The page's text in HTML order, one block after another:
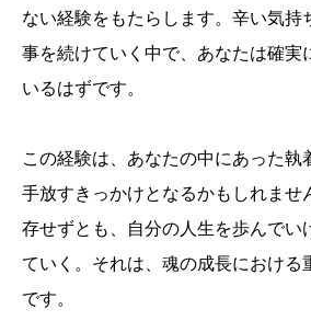
ない経験をもたらします。辛い気持
事を続けていく中で、あなたは確実
いるはずです。
この経験は、あなたの中にあった執
手放すきっかけとなるかもしれませ
存せずとも、自分の人生を歩んでい
ていく。それは、魂の成長における
です。